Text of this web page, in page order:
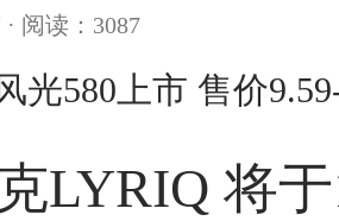
阅读：3087
LYRIQ 将